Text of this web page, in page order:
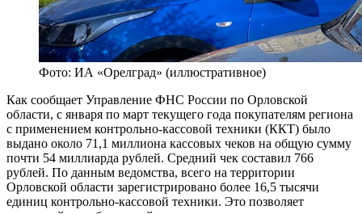
Фото: ИА «Орелград» (иллюстративное)
Как сообщает Управление ФНС России по Орловской
области, с января по март текущего года покупателям региона
с применением контрольно-кассовой техники (ККТ) было
выдано около 71,1 миллиона кассовых чеков на общую сумму
почти 54 миллиарда рублей. Средний чек составил 766
рублей. По данным ведомства, всего на территории
Орловской области зарегистрировано более 16,5 тысячи
единиц контрольно-кассовой техники. Это позволяет